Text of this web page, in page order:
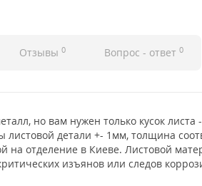
Отзывы 0 Вопрос - ответ 0
но вам нужен только кусок
детали +- 1мм, толщина
на отделение в Киеве. Листовой
изъянов или следов